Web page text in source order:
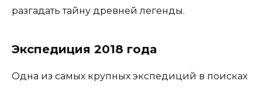
разгадать тайну древней легенды.
Экспедиция 2018 года
Одна из самых крупных экспедиций в поисках